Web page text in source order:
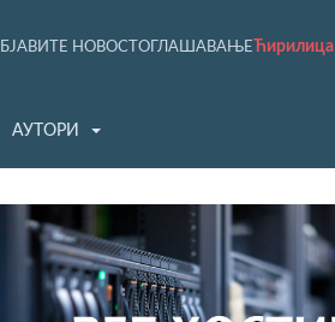
НОВОСТ ОГЛАШАВАЊЕ Ћирилица
АУТОРИ